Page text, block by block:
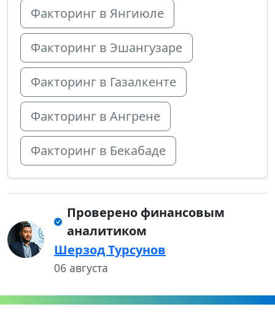
Факторинг в Янгиюле
Факторинг в Эшангузаре
Факторинг в Газалкенте
Факторинг в Ангрене
Факторинг в Бекабаде
Проверено финансовым
аналитиком
Шерзод Турсунов
06 августа